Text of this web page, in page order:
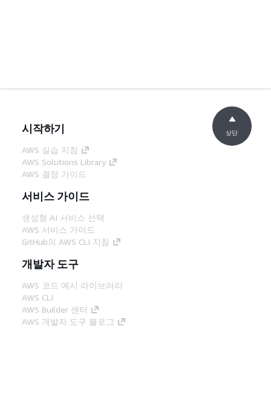
시작하기
AWS 실습 지침
AWS Solutions Library
AWS 결정 가이드
서비스 가이드
생성형 AI 서비스 선택
AWS 서비스 가이드
GitHub의 AWS CLI 지침
개발자 도구
AWS 코드 예시 라이브러리
AWS CLI
AWS Builder 센터
AWS 개발자 도구 블로그
상단